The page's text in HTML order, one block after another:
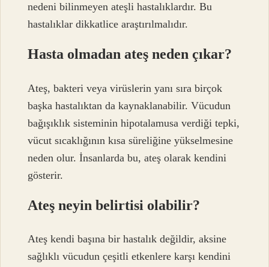
nedeni bilinmeyen ateşli hastalıklardır. Bu
hastalıklar dikkatlice araştırılmalıdır.
Hasta olmadan ateş neden çıkar?
Ateş, bakteri veya virüslerin yanı sıra birçok
başka hastalıktan da kaynaklanabilir. Vücudun
bağışıklık sisteminin hipotalamusa verdiği tepki,
vücut sıcaklığının kısa süreliğine yükselmesine
neden olur. İnsanlarda bu, ateş olarak kendini
gösterir.
Ateş neyin belirtisi olabilir?
Ateş kendi başına bir hastalık değildir, aksine
sağlıklı vücudun çeşitli etkenlere karşı kendini